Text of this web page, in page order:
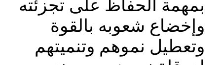
بمهمة الحفاظ على تجزئته
وإخضاع شعوبه بالقوة
وتعطيل نموهم وتنميتهم